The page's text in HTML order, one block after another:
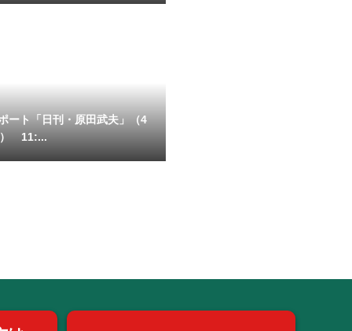
ート「日刊・原田武夫」（4
） 11:...